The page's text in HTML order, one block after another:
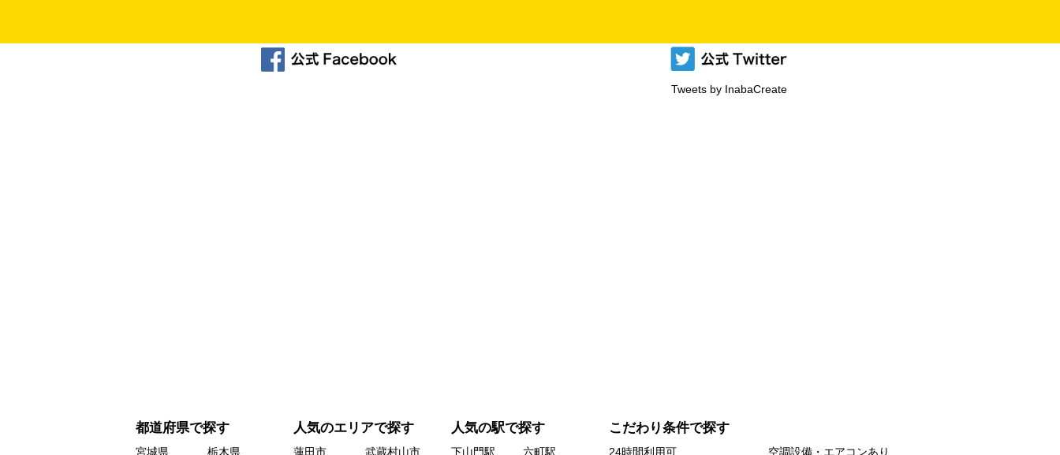
Tweets by InabaCreate
都道府県で探す
宮城県
栃木県
人気のエリアで探す
蓮田市
武蔵村山市
人気の駅で探す
下山門駅
六町駅
こだわり条件で探す
24時間利用可
空調設備・エアコンあり